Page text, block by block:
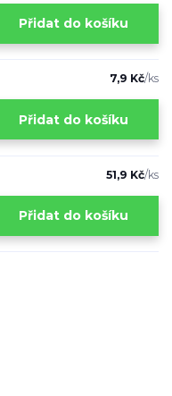
Přidat do košíku
7,9 Kč/ks
Přidat do košíku
51,9 Kč/ks
Přidat do košíku